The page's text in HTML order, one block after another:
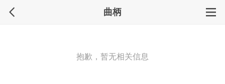
曲柄
抱歉，暂无相关信息